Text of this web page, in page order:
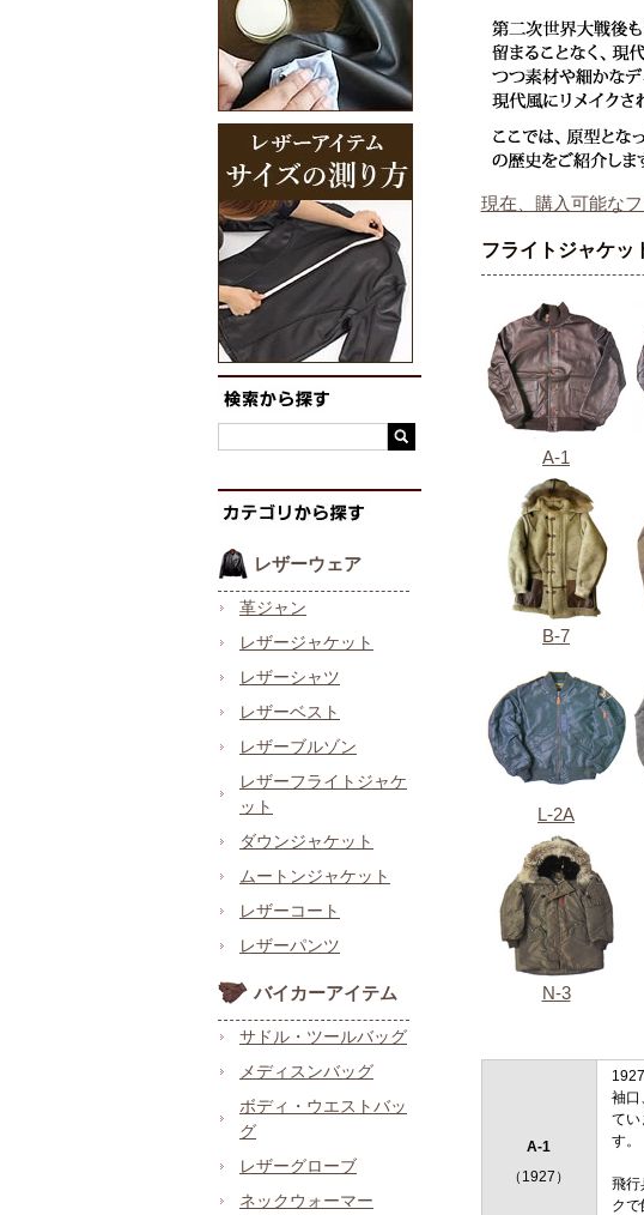
レザーウェア
革ジャン
レザージャケット
レザーシャツ
レザーベスト
レザーブルゾン
レザーフライトジャケ
ット
ダウンジャケット
ムートンジャケット
レザーコート
レザーパンツ
バイカーアイテム
サドル・ツールバッグ
メディスンバッグ
ボディ・ウエストバッ
グ
レザーグローブ
ネックウォーマー
現在、購入可能な
フライトジャケッ
A-1
B-7
L-2A
N-3
A-1
（1927）
袖口
てい
す。
飛行
クで